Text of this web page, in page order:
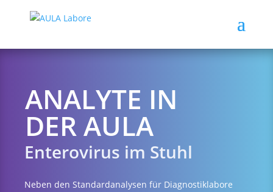
ANALYTE IN
DER AULA
Enterovirus im Stuhl
Neben den Standardanalysen für Diagnostiklabore